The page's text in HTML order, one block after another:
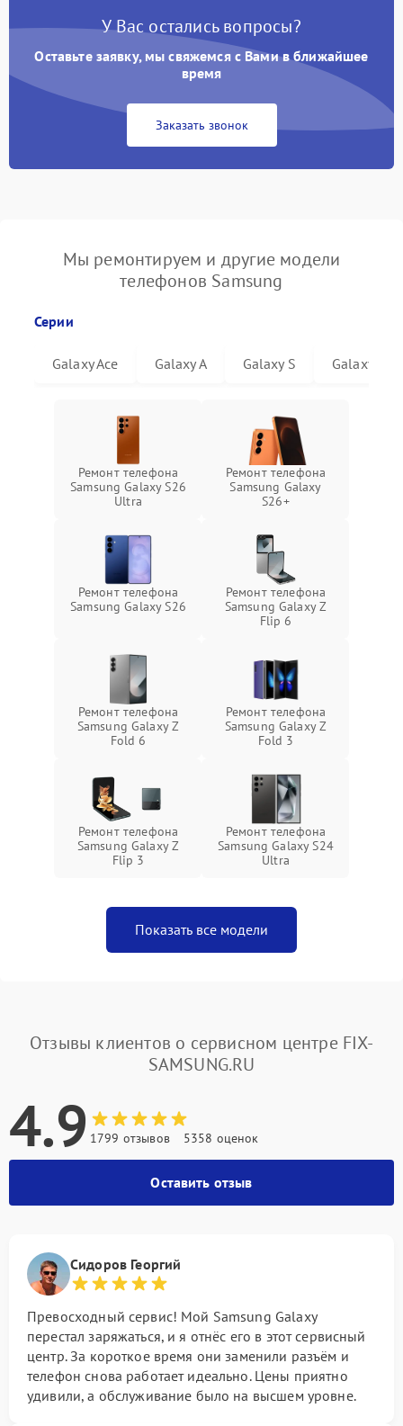
У Вас остались вопросы?
Оставьте заявку, мы свяжемся с Вами в ближайшее
время
Заказать звонок
Мы ремонтируем и другие модели
телефонов Samsung
Серии
Galaxy Ace Galaxy A Galaxy S Galaxy
Ремонт телефона
Samsung Galaxy S26
Ultra
Ремонт телефона
Samsung Galaxy
S26+
Ремонт телефона
Samsung Galaxy S26
Ремонт телефона
Samsung Galaxy Z
Flip 6
Ремонт телефона
Samsung Galaxy Z
Fold 6
Ремонт телефона
Samsung Galaxy Z
Fold 3
Ремонт телефона
Samsung Galaxy Z
Flip 3
Ремонт телефона
Samsung Galaxy S24
Ultra
Показать все модели
Отзывы клиентов о сервисном центре FIX-
SAMSUNG.RU
4.9 1799 отзывов 5358 оценок
Оставить отзыв
Сидоров Георгий
Превосходный сервис! Мой Samsung Galaxy
перестал заряжаться, и я отнёс его в этот сервисный
центр. За короткое время они заменили разъём и
телефон снова работает идеально. Цены приятно
удивили, а обслуживание было на высшем уровне.